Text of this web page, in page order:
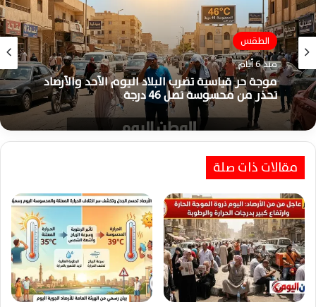
الطقس
منذ 6 أيام
موجة حر قياسية تضرب البلاد اليوم الأحد والأرصاد
تحذر من محسوسة تصل 46 درجة
مقالات ذات صلة